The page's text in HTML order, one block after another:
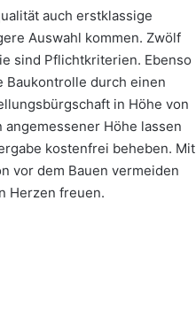
auch erstklassige
Auswahl kommen. Zwölf
sind Pflichtkriterien. Ebenso
Baukontrolle durch einen
in Höhe von
Höhe lassen
kostenfrei beheben. Mit
vor dem Bauen vermeiden
Herzen freuen.